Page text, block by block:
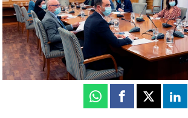
Antena 3 Noticias
Publicado:30 de septiembre de 2020, 18:22
Whatsapp
Facebook
X